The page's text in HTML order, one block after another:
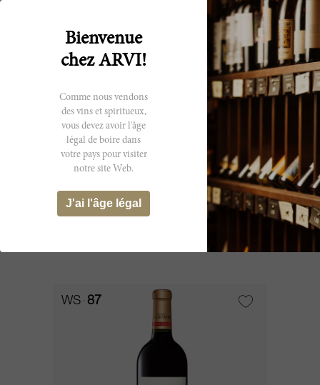
75cl
Château La Louvière
WS 87
Bienvenue
chez ARVI!
Comme nous vendons
des vins et spiritueux,
vous devez avoir l'âge
légal de boire dans
votre pays pour visiter
notre site Web.
J'ai l'âge légal